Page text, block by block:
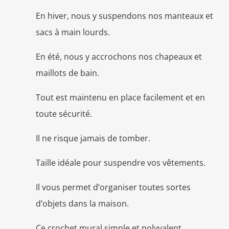
En hiver, nous y suspendons nos manteaux et
sacs à main lourds.
En été, nous y accrochons nos chapeaux et
maillots de bain.
Tout est maintenu en place facilement et en
toute sécurité.
Il ne risque jamais de tomber.
Taille idéale pour suspendre vos vêtements.
Il vous permet d’organiser toutes sortes
d’objets dans la maison.